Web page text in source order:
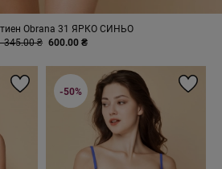
Obrana 31 ЯРКО СИНЬО
345.00 ₴ 600.00 ₴
-50%